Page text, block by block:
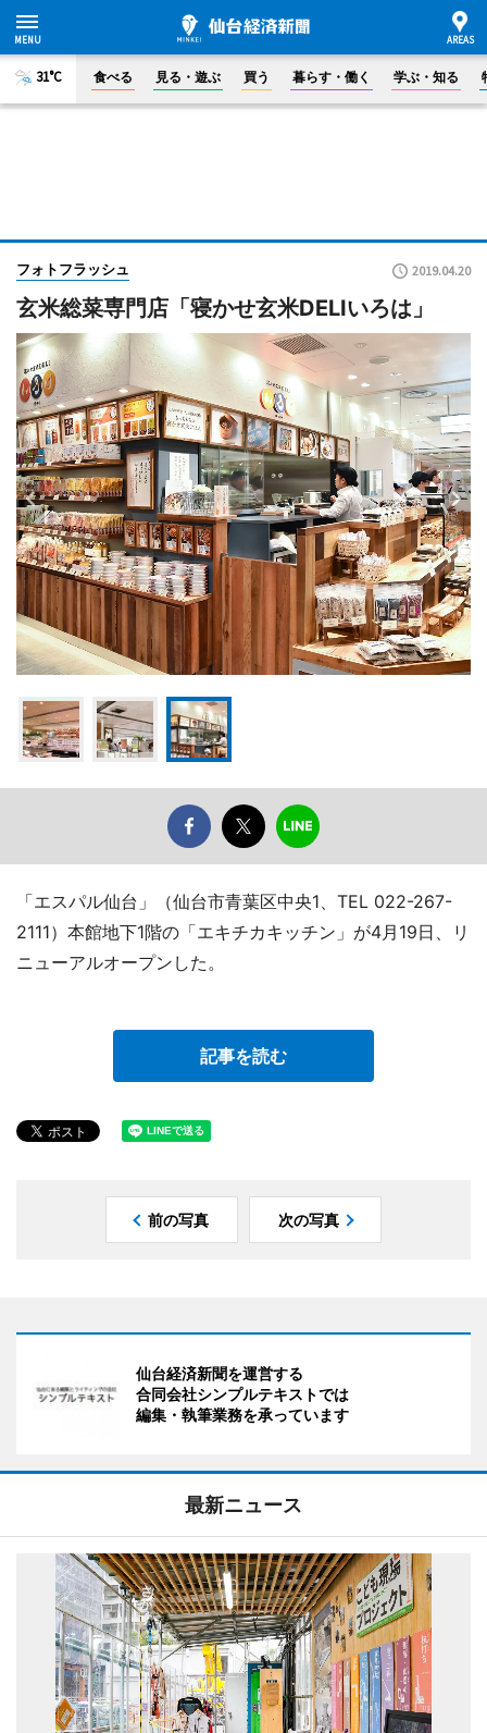
31°C 食べる 見る・遊ぶ 買う 暮らす・働く 学ぶ・知る
フォトフラッシュ 2019.04.20
玄米総菜専門店「寝かせ玄米DELIいろは」
「エスパル仙台」（仙台市青葉区中央1、TEL 022-267-
2111）本館地下1階の「エキチカキッチン」が4月19日、リ
ニューアルオープンした。
記事を読む
前の写真 次の写真
仙台経済新聞を運営する
合同会社シンプルテキストでは
編集・執筆業務を承っています
最新ニュース